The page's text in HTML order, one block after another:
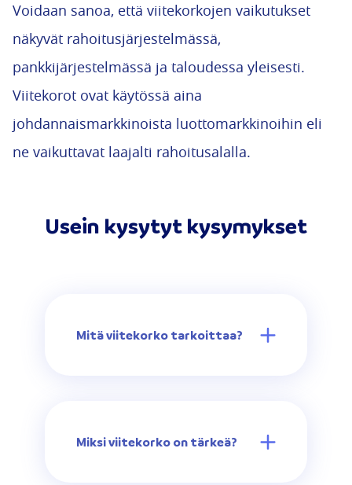
Voidaan sanoa, että viitekorkojen vaikutukset
näkyvät rahoitusjärjestelmässä,
pankkijärjestelmässä ja taloudessa yleisesti.
Viitekorot ovat käytössä aina
johdannaismarkkinoista luottomarkkinoihin eli
ne vaikuttavat laajalti rahoitusalalla.
Usein kysytyt kysymykset
Mitä viitekorko tarkoittaa?
Miksi viitekorko on tärkeä?